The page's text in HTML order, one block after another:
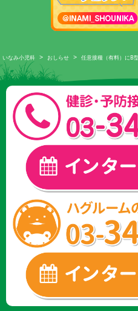
いなみ小児科 > おしらせ > 任意接種（有料）にB